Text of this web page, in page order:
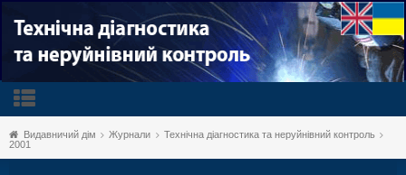
Видавничий дім Журнали
Технічна діагностика та неруйнівний контроль
2001